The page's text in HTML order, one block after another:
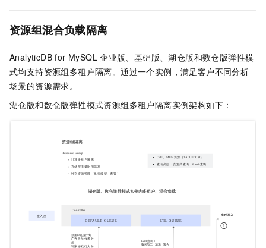
资源组混合负载隔离
AnalyticDB for MySQL 企业版、 基础版、湖仓版和数仓版弹性模
式均支持资源组多租户隔离。通过一个实例，满足客户不同分析
场景的资源需求。
湖仓版和数仓版弹性模式资源组多租户隔离实例架构如下：